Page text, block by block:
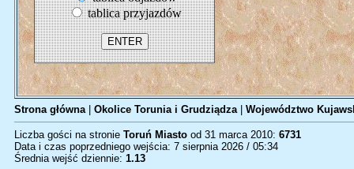
tablica przyjazdów
Strona główna| Okolice Torunia i Grudziądza| Województwo
Liczba gości na stronie Toruń Miasto od 31 marca 2010: 6731
Data i czas poprzedniego wejścia: 7 sierpnia 2026 / 05:34
Średnia wejść dziennie: 1.13